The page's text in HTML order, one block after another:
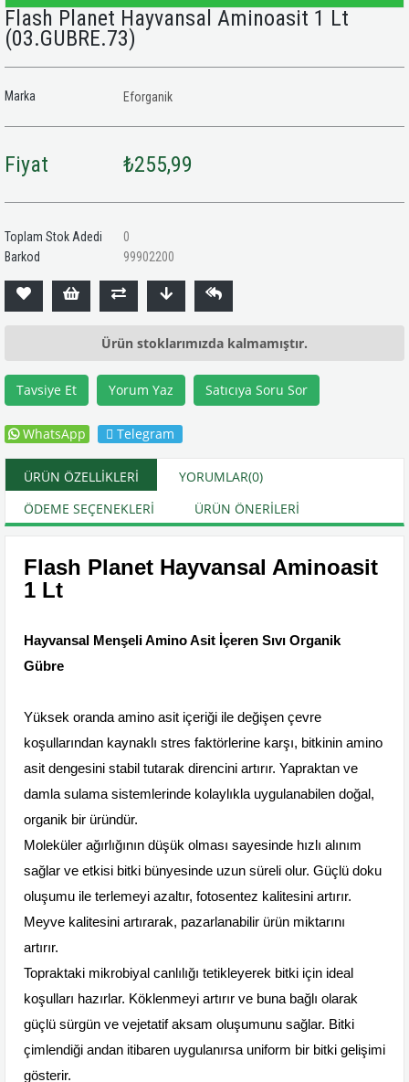
Flash Planet Hayvansal Aminoasit 1 Lt
(03.GUBRE.73)
Marka Eforganik
Fiyat ₺255,99
Toplam Stok Adedi
0
Barkod
99902200
Ürün stoklarımızda kalmamıştır.
Tavsiye Et Yorum Yaz Satıcıya Soru Sor
WhatsApp Telegram
ÜRÜN ÖZELLIKLERI YORUMLAR(0)
ÖDEME SEÇENEKLERI
ÜRÜN ÖNERILERI
Flash Planet Hayvansal Aminoasit
1 Lt
Hayvansal Menşeli Amino Asit İçeren Sıvı Organik
Gübre
Yüksek oranda amino asit içeriği ile değişen çevre
koşullarından kaynaklı stres faktörlerine karşı, bitkinin amino
asit dengesini stabil tutarak direncini artırır. Yapraktan ve
damla sulama sistemlerinde kolaylıkla uygulanabilen doğal,
organik bir üründür.
Moleküler ağırlığının düşük olması sayesinde hızlı alınım
sağlar ve etkisi bitki bünyesinde uzun süreli olur. Güçlü doku
oluşumu ile terlemeyi azaltır, fotosentez kalitesini artırır.
Meyve kalitesini artırarak, pazarlanabilir ürün miktarını
artırır.
Topraktaki mikrobiyal canlılığı tetikleyerek bitki için ideal
koşulları hazırlar. Köklenmeyi artırır ve buna bağlı olarak
güçlü sürgün ve vejetatif aksam oluşumunu sağlar. Bitki
çimlendiği andan itibaren uygulanırsa uniform bir bitki gelişimi
gösterir.